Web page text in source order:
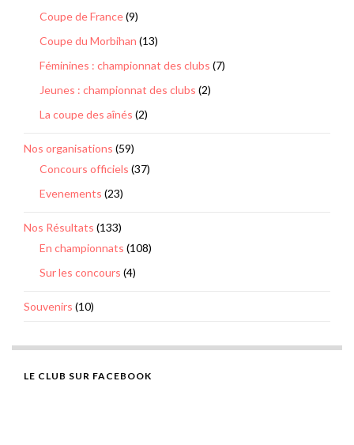
Coupe de France(9)
Coupe du Morbihan (13)
Féminines : championnat des clubs (7)
Jeunes : championnat des clubs (2)
La coupe des aînés (2)
Nos organisations (59)
Concours officiels (37)
Evenements (23)
Nos Résultats (133)
En championnats (108)
Sur les concours (4)
Souvenirs (10)
LE CLUB SUR FACEBOOK